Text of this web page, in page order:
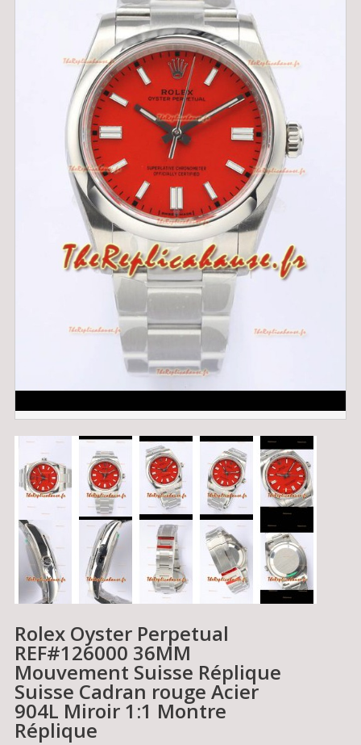
Rolex Oyster Perpetual
REF#126000 36MM
Mouvement Suisse Réplique
Suisse Cadran rouge Acier
904L Miroir 1:1 Montre
Réplique